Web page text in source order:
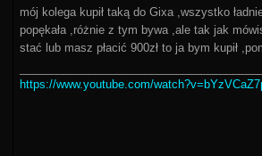
mój kolega kupił taką do Gixa ,wszystko
popękała ,różnie z tym bywa ,ale tak jak
stać lub masz płacić 900zł to ja bym kupił
https://www.youtube.com/